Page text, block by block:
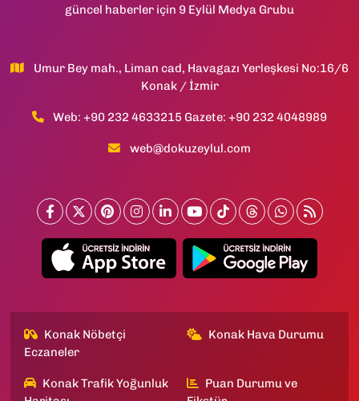
güncel haberler için 9 Eylül Medya Grubu
Umur Bey mah., Liman cad, Havagazı Yerleşkesi No:16/6
Konak / İzmir
Web: +90 232 4633215 Gazete: +90 232 4048989
web@dokuzeylul.com
Konak Nöbetçi
Eczaneler
Konak Hava Durumu
Konak Trafik Yoğunluk
Puan Durumu ve